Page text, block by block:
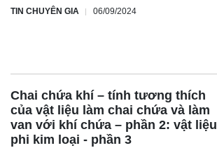
TIN CHUYÊN GIA 06/09/2024
Chai chứa khí – tính tương thích
của vật liệu làm chai chứa và làm
van với khí chứa – phần 2: vật liệu
phi kim loại - phần 3